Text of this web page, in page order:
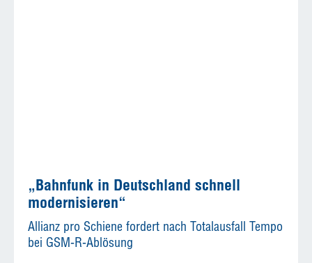
„Bahnfunk in Deutschland schnell
modernisieren“
Allianz pro Schiene fordert nach Totalausfall Tempo
bei GSM-R-Ablösung